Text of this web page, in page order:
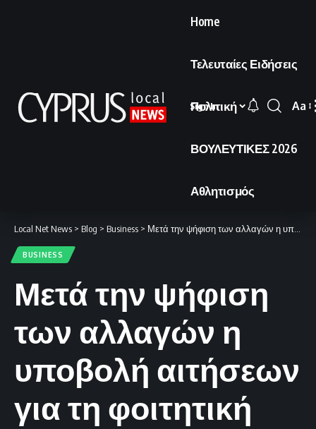
Home
Τελευταίες Ειδήσεις
Πολιτική
ΒΟΥΛΕΥΤΙΚΕΣ 2026
Αθλητισμός
Sign In
Font
Aa
Local Net News > Blog > Business > Μετά την ψήφιση των αλλαγών η υποβολή αιτήσεων για τη φοιτητική μέριμνα
BUSINESS
Μετά την ψήφιση
των αλλαγών η
υποβολή αιτήσεων
για τη φοιτητική